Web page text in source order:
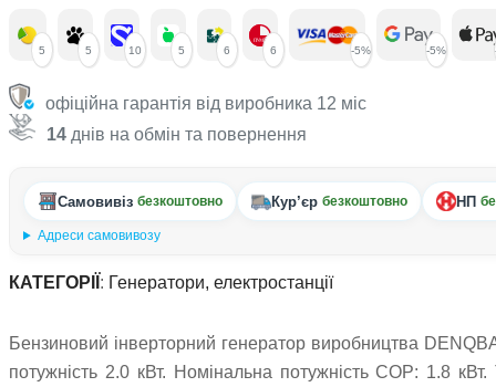
5 5 10 5 6 6 -5% -5%
офіційна гарантія від виробника 12 міс
14 днів на обмін та повернення
Самовивіз безкоштовно Кур’єр безкоштовно НП
Адреси самовивозу
КАТЕГОРІЇ : Генератори, електростанції
Бензиновий інверторний генератор виробництва
потужність 2.0 кВт. Номінальна потужність COP: 1.8